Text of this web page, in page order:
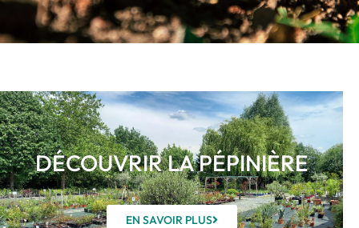
DÉCOUVRIR LA PÉPINIÈRE
EN SAVOIR PLUS